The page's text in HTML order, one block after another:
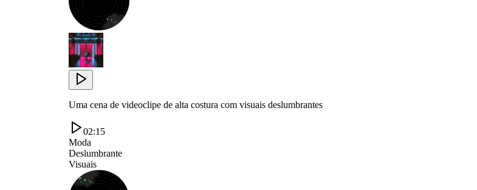
Uma cena de videoclipe de alta costura com visuais deslumbrantes
02:15
Moda
Deslumbrante
Visuais